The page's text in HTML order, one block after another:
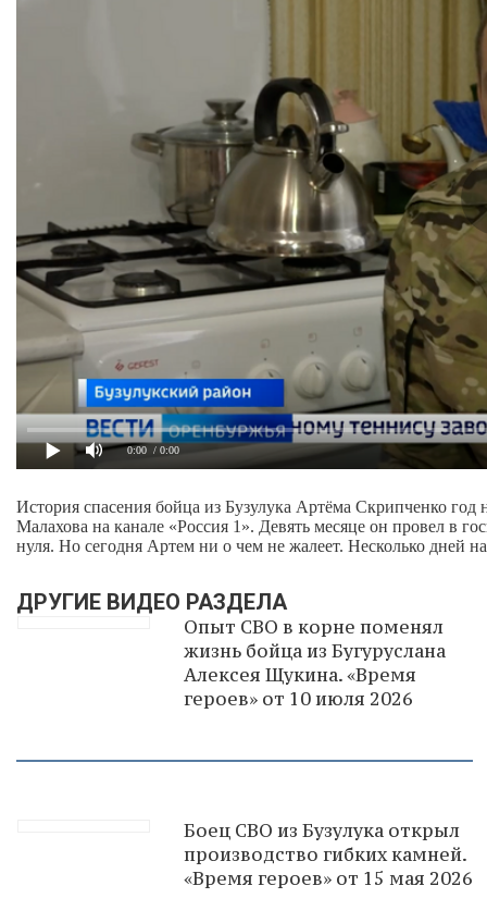
0:00 / 0:00
История спасения бойца из Бузулука Артёма Скрипченко год
Малахова на канале «Россия 1». Девять месяце он провел в
нуля. Но сегодня Артем ни о чем не жалеет. Несколько дней
ДРУГИЕ ВИДЕО РАЗДЕЛА
Опыт СВО в корне поменял
жизнь бойца из Бугуруслана
Алексея Щукина. «Время
героев» от 10 июля 2026
Боец СВО из Бузулука открыл
производство гибких камней.
«Время героев» от 15 мая 2026